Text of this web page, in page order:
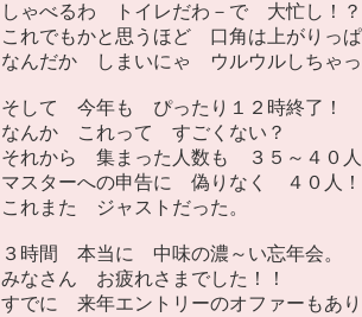
しゃべるわ トイレだわ－で 大忙し！？
これでもかと思うほど 口角は上がりっ
なんだか しまいにゃ ウルウルしちゃっ
そして 今年も ぴったり１２時終了！
なんか これって すごくない？
それから 集まった人数も ３５～４０人
マスターへの申告に 偽りなく ４０人！
これまた ジャストだった。
３時間 本当に 中味の濃～い忘年会。
みなさん お疲れさまでした！！
すでに 来年エントリーのオファーもあり